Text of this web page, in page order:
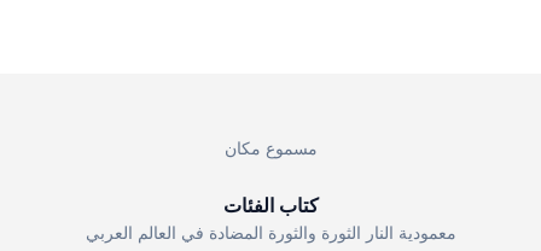
مسموع مكان
كتاب الفئات
معمودية النار الثورة والثورة المضادة في العالم العربي